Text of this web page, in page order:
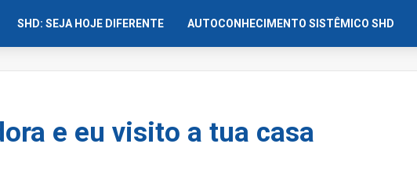
SHD: SEJA HOJE DIFERENTE AUTOCONHECIMENTO SISTÊMICO SHD
e eu visito a tua casa